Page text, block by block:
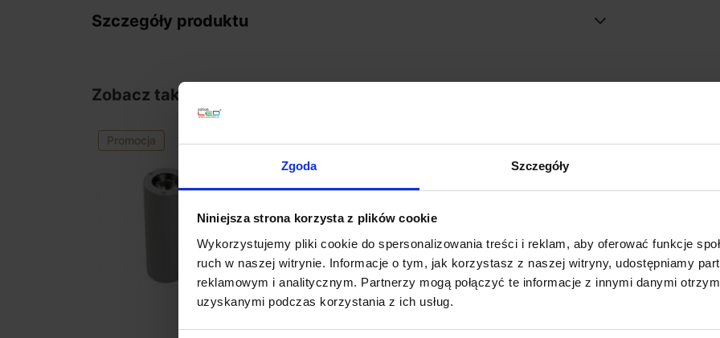
Zgoda Szczegóły
Niniejsza strona korzysta z plików cookie
Wykorzystujemy pliki cookie do spersonalizowania treści i reklam, aby oferować funkcje
ruch w naszej witrynie. Informacje o tym, jak korzystasz z naszej witryny, udostępniamy
reklamowym i analitycznym. Partnerzy mogą połączyć te informacje z innymi danymi
uzyskanymi podczas korzystania z ich usług.
Szczegóły produktu
Zobacz także
Promocja